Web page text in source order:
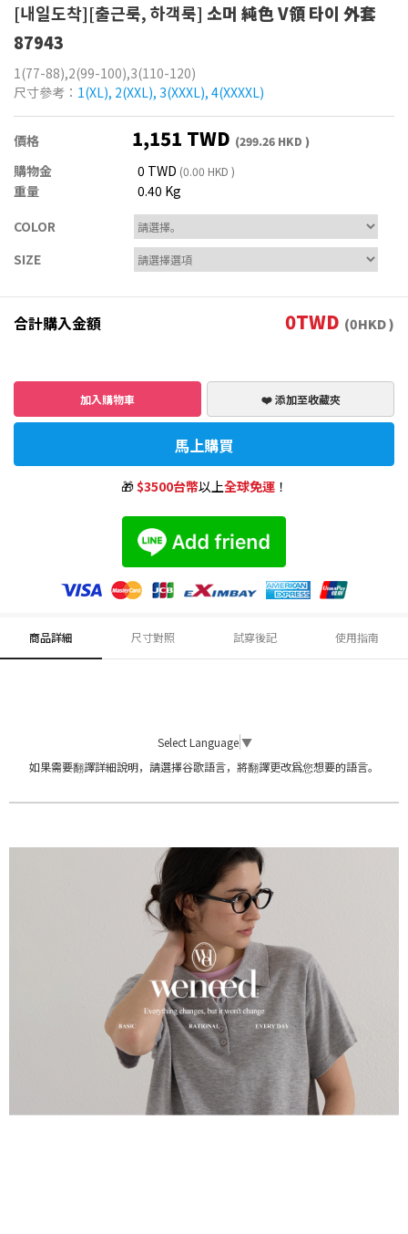
[내일도착][출근룩, 하객룩] 소머 純色 V領 타이 外套
87943
1(77-88),2(99-100),3(110-120)
尺寸參考： 1(XL), 2(XXL), 3(XXXL), 4(XXXXL)
價格 1,151 TWD (299.26 HKD )
購物金 0 TWD (0.00 HKD )
重量
0.40 Kg
COLOR
SIZE
合計購入金額 0TWD (0HKD )
加入購物車 ❤️ 添加至收藏夾
馬上購買
🎁$3500台幣以上全球免運！
商品詳細 尺寸對照 試穿後記 使用指南
Select Language ▼
如果需要翻譯詳細說明，請選擇谷歌語言，將翻譯更改爲您想要的語言。